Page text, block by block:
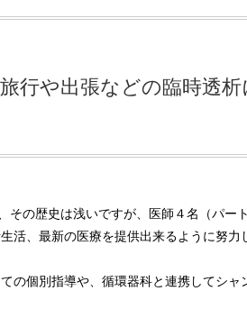
旅行や出張などの臨時透
その歴史は浅いですが、医師４名（パ
活、最新の医療を提供出来るように努力
の個別指導や、循環器科と連携してシ